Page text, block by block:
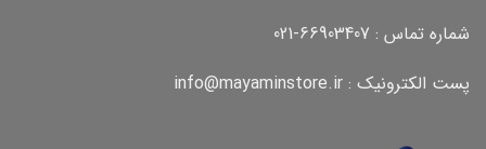
شماره تماس : 66903407-021
پست الکترونیک : info@mayaminstore.ir